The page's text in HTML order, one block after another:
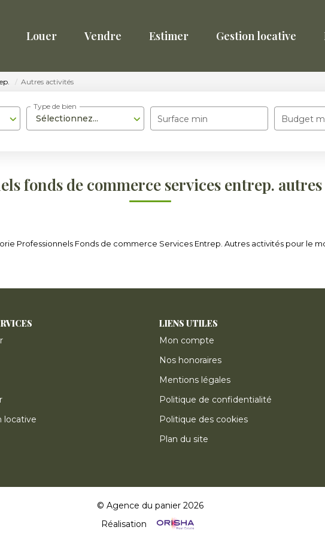
Louer Vendre Estimer Gestion locative
Autres activités
Sélectionnez...
Type de bien
Surface min Budget
fonds de commerce services entrep.
Professionnels Fonds de commerce Services Entrep. Autres activités pour le
locative
LIENS UTILES
Mon compte
Nos honoraires
Mentions légales
Politique de confidentialité
Politique des cookies
Plan du site
© Agence du panier 2026
Réalisation